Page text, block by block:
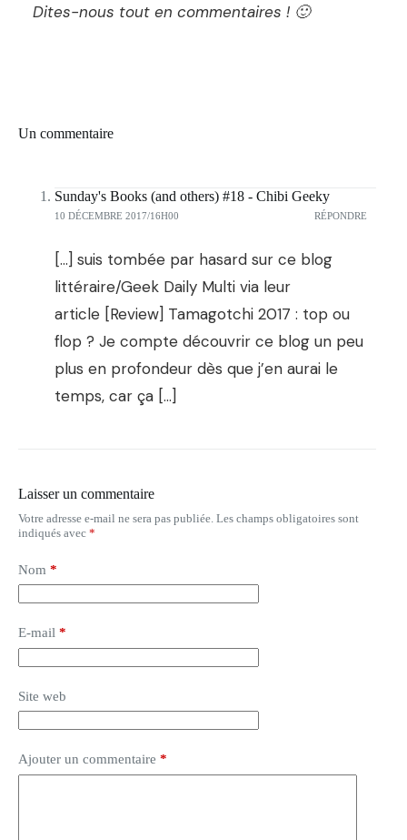
Dites-nous tout en commentaires ! 🙂
Un commentaire
Sunday's Books (and others) #18 - Chibi Geeky
10 DÉCEMBRE 2017/16H00 RÉPONDRE
[…] suis tombée par hasard sur ce blog
littéraire/Geek Daily Multi via leur
article [Review] Tamagotchi 2017 : top ou
flop ? Je compte découvrir ce blog un peu
plus en profondeur dès que j’en aurai le
temps, car ça […]
Laisser un commentaire
Votre adresse e-mail ne sera pas publiée. Les champs obligatoires sont
indiqués avec *
Nom *
E-mail *
Site web
Ajouter un commentaire *